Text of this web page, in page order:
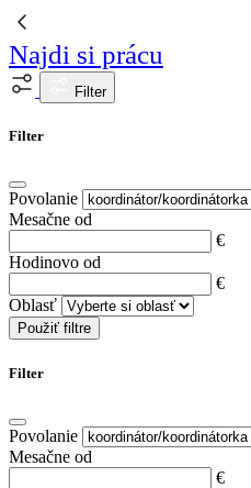
Najdi si prácu
Filter
Filter
Povolanie
Mesačne od
€
Hodinovo od
€
Oblasť
Použiť filtre
Filter
Povolanie
Mesačne od
€